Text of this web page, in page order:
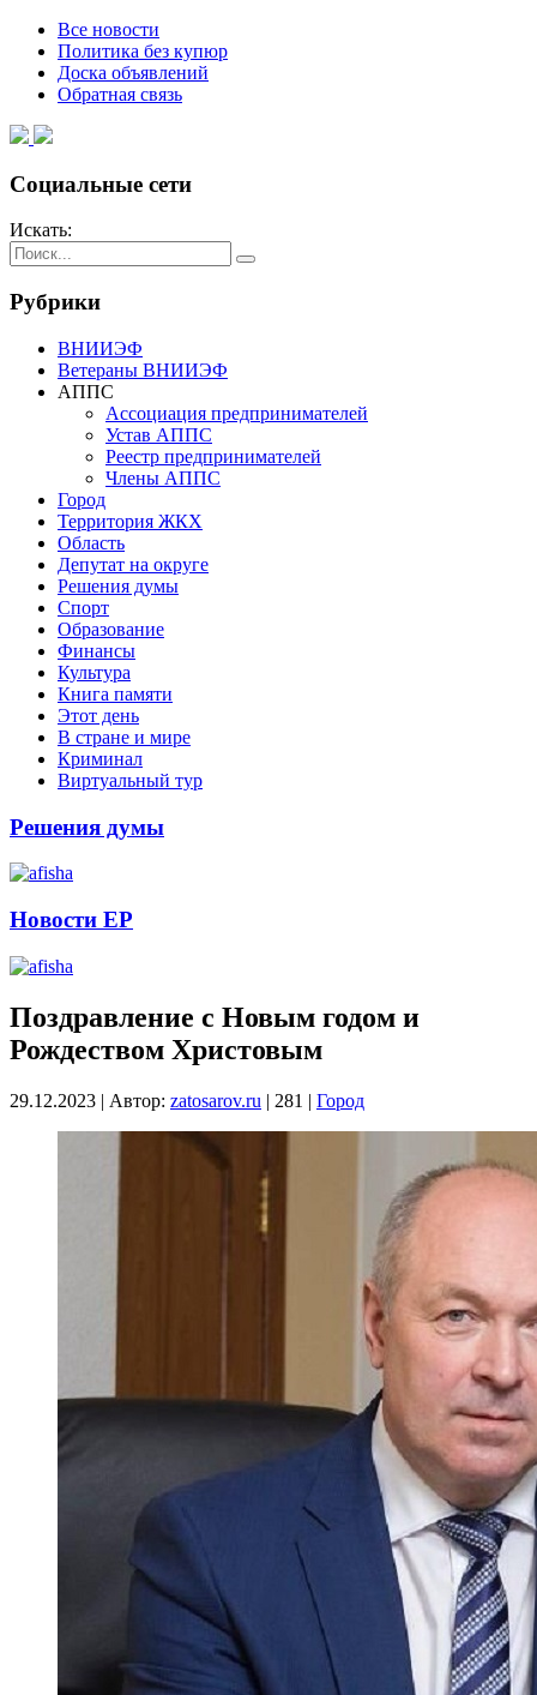
Все новости
Политика без купюр
Доска объявлений
Обратная связь
Социальные сети
Искать:
Рубрики
ВНИИЭФ
Ветераны ВНИИЭФ
АППС
Ассоциация предпринимателей
Устав АППС
Реестр предпринимателей
Члены АППС
Город
Территория ЖКХ
Область
Депутат на округе
Решения думы
Спорт
Образование
Финансы
Культура
Книга памяти
Этот день
В стране и мире
Криминал
Виртуальный тур
Решения думы
Новости ЕР
Поздравление с Новым годом и
Рождеством Христовым
29.12.2023 | Автор: zatosarov.ru | 281 | Город